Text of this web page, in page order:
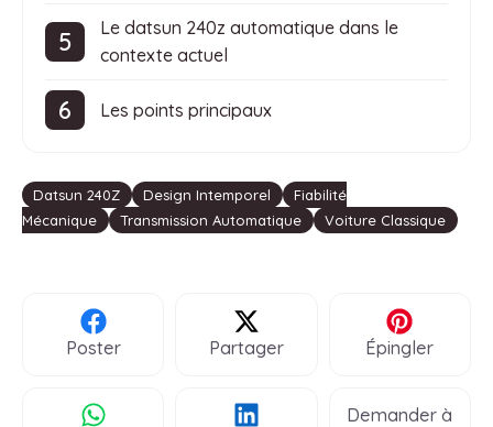
Le datsun 240z automatique dans le
contexte actuel
Les points principaux
Étiquettes
Datsun 240Z Design Intemporel
Fiabilité
Mécanique
Transmission Automatique Voiture Classique
Poster Partager Épingler
Demander à